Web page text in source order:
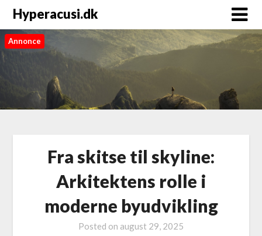
Hyperacusi.dk
Annonce
Fra skitse til skyline:
Arkitektens rolle i
moderne byudvikling
Posted on august 29, 2025